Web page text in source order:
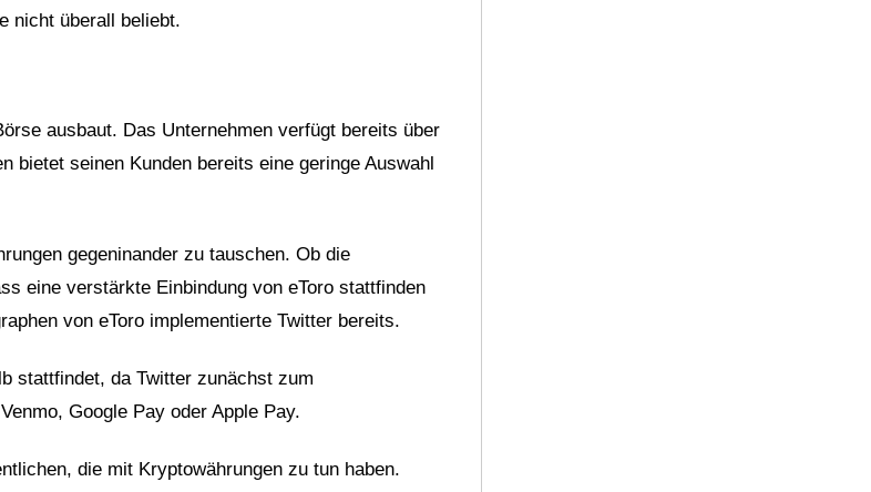
nicht überall beliebt.
ausbaut. Das Unternehmen verfügt bereits über
bietet seinen Kunden bereits eine geringe Auswahl
gegeninander zu tauschen. Ob die
eine verstärkte Einbindung von eToro stattfinden
von eToro implementierte Twitter bereits.
stattfindet, da Twitter zunächst zum
Google Pay oder Apple Pay.
die mit Kryptowährungen zu tun haben.